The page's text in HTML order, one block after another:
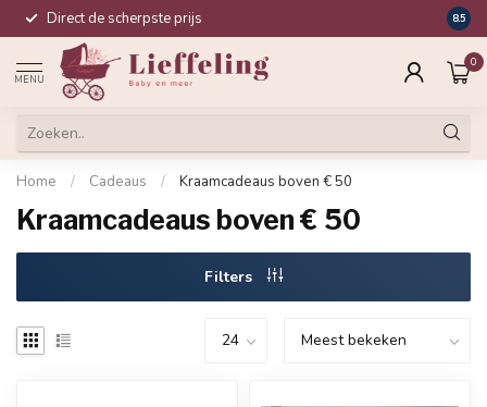
Direct de scherpste prijs 8.5
MENU
0
Home / Cadeaus / Kraamcadeaus boven € 50
Kraamcadeaus boven € 50
Filters